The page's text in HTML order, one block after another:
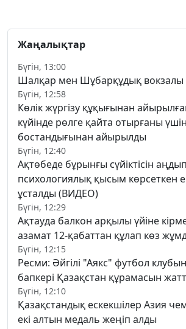
Жаңалықтар
Бүгін, 13:00
Шалқар мен Шұбарқұдық вокзалы
Бүгін, 12:58
Көлік жүргізу құқығынан
күйінде рөлге қайта отырғаны
бостандығынан айырылды
Бүгін, 12:40
Ақтөбеде бұрынғы сүйіктісін
психологиялық қысым көрсеткен
ұсталды (ВИДЕО)
Бүгін, 12:29
Ақтауда балкон арқылы үйіне
азамат 12-қабаттан құлап көз
Бүгін, 12:15
Ресми: Әйгілі "Аякс" футбол
бапкері Қазақстан құрамасын
Бүгін, 12:10
Қазақстандық ескекшілер Азия
екі алтын медаль жеңіп алды